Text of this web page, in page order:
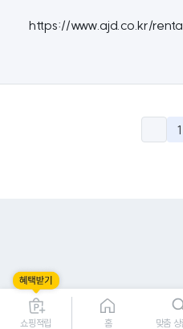
https://www.ajd.co.kr/
1
쇼핑적립 홈 맞춤